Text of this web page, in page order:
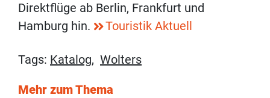
Direktflüge ab Berlin, Frankfurt und
Hamburg hin.
Touristik Aktuell
Tags: Katalog, Wolters
Mehr zum Thema